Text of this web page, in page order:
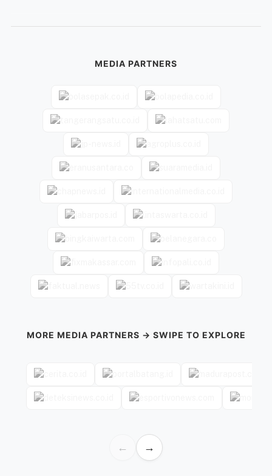
MEDIA PARTNERS
MORE MEDIA PARTNERS → SWIPE TO EXPLORE
← →